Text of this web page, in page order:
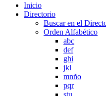
Inicio
Directorio
Buscar en el
Orden Alfabético
abc
def
ghi
jkl
mnño
pqr
stu